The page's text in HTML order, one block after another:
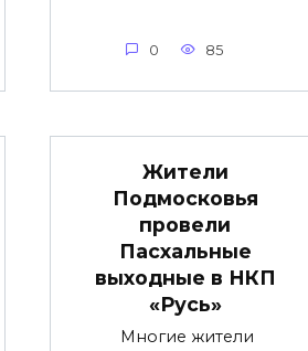
0 85
Жители
Подмосковья
провели
Пасхальные
выходные в НКП
«Русь»
Многие жители